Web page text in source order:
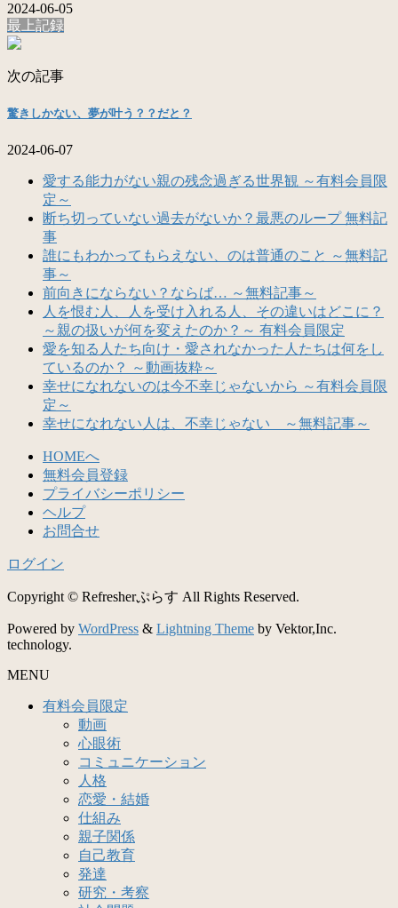
2024-06-05
最上記録
次の記事
驚きしかない、夢が叶う？？だと？
2024-06-07
愛する能力がない親の残念過ぎる世界観 ～有料会員限
定～
断ち切っていない過去がないか？最悪のループ 無料記
事
誰にもわかってもらえない、のは普通のこと ～無料記
事～
前向きにならない？ならば… ～無料記事～
人を恨む人、人を受け入れる人、その違いはどこに？
～親の扱いが何を変えたのか？～ 有料会員限定
愛を知る人たち向け・愛されなかった人たちは何をし
ているのか？ ～動画抜粋～
幸せになれないのは今不幸じゃないから ～有料会員限
定～
幸せになれない人は、不幸じゃない ～無料記事～
HOMEへ
無料会員登録
プライバシーポリシー
ヘルプ
お問合せ
ログイン
Copyright © Refresherぷらす All Rights Reserved.
Powered by WordPress & Lightning Theme by Vektor,Inc.
technology.
MENU
有料会員限定
動画
心眼術
コミュニケーション
人格
恋愛・結婚
仕組み
親子関係
自己教育
発達
研究・考察